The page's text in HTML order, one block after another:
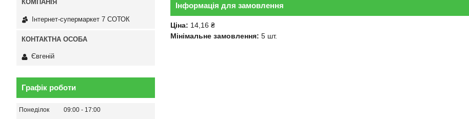
Інформація для замовлення
Ціна: 14,16 ₴
Мінімальне замовлення: 5 шт.
Інтернет-супермаркет 7 СОТОК
Євгеній
Графік роботи
Понеділок 09:00
17:00